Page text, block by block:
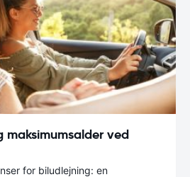
maksimumsalder ved
for biludlejning: en